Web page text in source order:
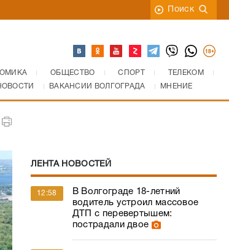
Поиск
ОБЩЕСТВО СПОРТ
ТЕЛЕКОМ
ВАКАНСИИ ВОЛГОГРАДА МНЕНИЕ
ЛЕНТА НОВОСТЕЙ
12:58
В Волгограде 18-летний
водитель устроил массовое
ДТП с перевертышем:
пострадали двое